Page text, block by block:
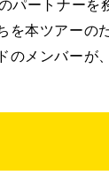
本ツアーの
のメンバーが